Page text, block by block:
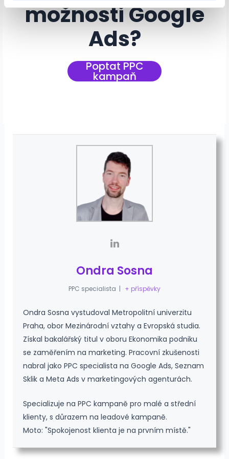
možnosti Google
Ads?
Poptat PPC
kampaň
Ondra Sosna
PPC specialista | + příspěvky
Ondra Sosna vystudoval Metropolitní univerzitu
Praha, obor Mezinárodní vztahy a Evropská studia.
Získal bakalářský titul v oboru Ekonomika podniku
se zaměřením na marketing. Pracovní zkušenosti
nabral jako PPC specialista na Google Ads, Seznam
Sklik a Meta Ads v marketingových agenturách.
Specializuje na PPC kampaně pro malé a střední
klienty, s důrazem na leadové kampaně.
Moto: "Spokojenost klienta je na prvním místě."